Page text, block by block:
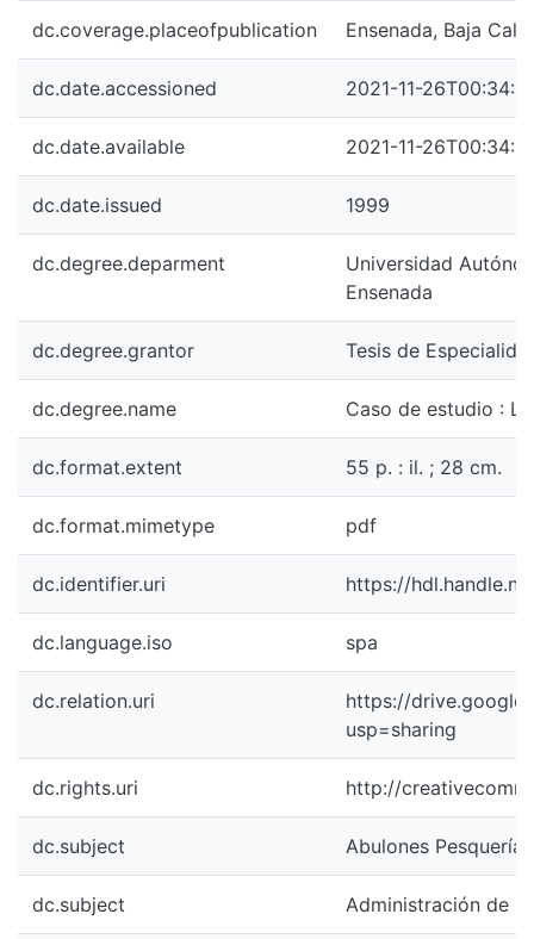
dc.coverage.placeofpublication Ensenada, Baja
dc.date.accessioned 2021-11-
dc.date.available 2021-11-
dc.date.issued 1999
dc.degree.deparment
Universidad
Ensenada
dc.degree.grantor Tesis de
dc.degree.name Caso de estudio :
dc.format.extent 55 p. : il. ; 28 cm.
dc.format.mimetype pdf
dc.identifier.uri https://
dc.language.iso spa
dc.relation.uri
https://
usp=sharing
dc.rights.uri http://
dc.subject Abulones
dc.subject Administración de